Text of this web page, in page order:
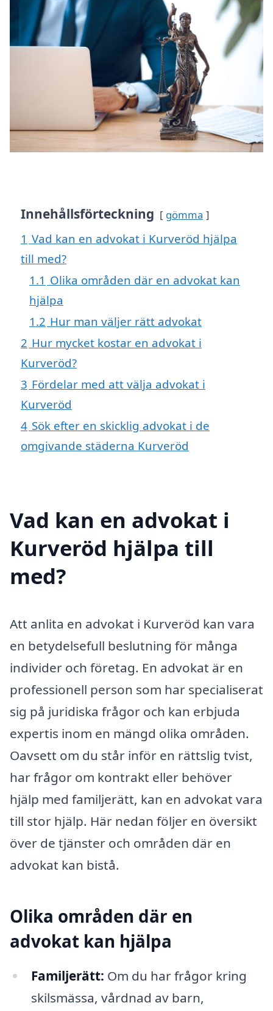
Innehållsförteckning gömma
1 Vad kan en advokat i Kurveröd hjälpa
till med?
1.1 Olika områden där en advokat kan
hjälpa
1.2 Hur man väljer rätt advokat
2 Hur mycket kostar en advokat i
Kurveröd?
3 Fördelar med att välja advokat i
Kurveröd
4 Sök efter en skicklig advokat i de
omgivande städerna Kurveröd
Vad kan en advokat i
Kurveröd hjälpa till
med?
Att anlita en advokat i Kurveröd kan vara
en betydelsefull beslutning för många
individer och företag. En advokat är en
professionell person som har specialiserat
sig på juridiska frågor och kan erbjuda
expertis inom en mängd olika områden.
Oavsett om du står inför en rättslig tvist,
har frågor om kontrakt eller behöver
hjälp med familjerätt, kan en advokat vara
till stor hjälp. Här nedan följer en översikt
över de tjänster och områden där en
advokat kan bistå.
Olika områden där en
advokat kan hjälpa
Familjerätt: Om du har frågor kring
skilsmässa, vårdnad av barn,